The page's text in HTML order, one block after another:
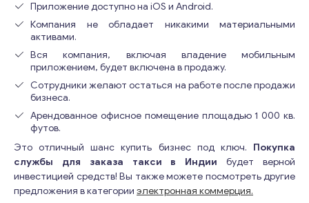
Приложение доступно на iOS и Android.
Компания не обладает никакими материальными
активами.
Вся компания, включая владение мобильным
приложением, будет включена в продажу.
Сотрудники желают остаться на работе после продажи
бизнеса.
Арендованное офисное помещение площадью 1 000 кв.
футов.
Это отличный шанс купить бизнес под ключ. Покупка
службы для заказа такси в Индии будет верной
инвестицией средств! Вы также можете посмотреть другие
предложения в категории электронная коммерция.